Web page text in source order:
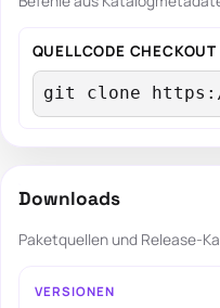
QUELLCODE CHECKOUT
git clone
Downloads
Paketquellen und Release-
VERSIONEN